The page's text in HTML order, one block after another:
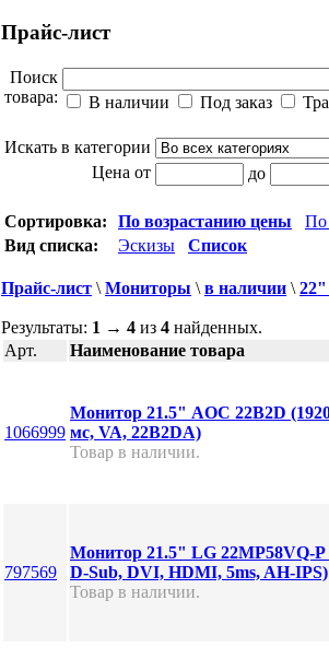
Прайс-лист
Поиск
товара:
В наличии Под заказ
Искать в категории
Цена от
до
Сортировка: По возрастанию цены По
Вид списка:
Эскизы Список
Прайс-лист \Мониторы \в наличии \
Результаты: 1 → 4 из 4 найденных.
Арт.
Наименование товара
1066999
Монитор 21.5" AOC 22B2D
мс, VA, 22B2DA)
Товар в наличии.
797569
Монитор 21.5" LG 22MP58VQ-P
D-Sub, DVI, HDMI, 5ms, AH-IPS)
Товар в наличии.